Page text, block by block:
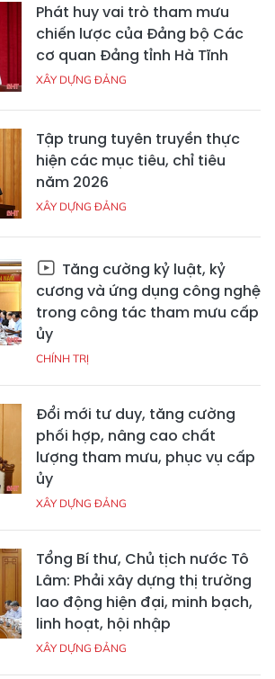
Phát huy vai trò tham mưu
chiến lược của Đảng bộ Các
cơ quan Đảng tỉnh Hà Tĩnh
XÂY DỰNG ĐẢNG
Tập trung tuyên truyền thực
hiện các mục tiêu, chỉ tiêu
năm 2026
XÂY DỰNG ĐẢNG
Tăng cường kỷ luật, kỷ
cương và ứng dụng công nghệ
trong công tác tham mưu cấp
ủy
CHÍNH TRỊ
Đổi mới tư duy, tăng cường
phối hợp, nâng cao chất
lượng tham mưu, phục vụ cấp
ủy
XÂY DỰNG ĐẢNG
Tổng Bí thư, Chủ tịch nước Tô
Lâm: Phải xây dựng thị trường
lao động hiện đại, minh bạch,
linh hoạt, hội nhập
XÂY DỰNG ĐẢNG